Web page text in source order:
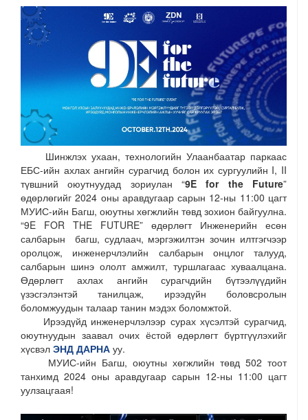
Шинжлэх ухаан, технологийн Улаанбаатар паркаас
ЕБС-ийн ахлах ангийн сурагчид болон их сургуулийн I, II
түвшний оюутнуудад зориулан “9E for the Future”
өдөрлөгийг 2024 оны аравдугаар сарын 12-ны 11:00 цагт
МУИС-ийн Багш, оюутны хөгжлийн төвд зохион байгуулна.
“9E FOR THE FUTURE” өдөрлөгт Инженерийн есөн
салбарын багш, судлаач, мэргэжилтэн зочин илтгэгчээр
оролцож, инженерчлэлийн салбарын онцлог талууд,
салбарын шинэ ололт амжилт, туршлагаас хуваалцана.
Өдөрлөгт ахлах ангийн сурагчдийн бүтээлүүдийн
үзэсгэлэнтэй танилцаж, ирээдүйн боловсролын
боломжуудын талаар танин мэдэх боломжтой.
Ирээдүйд инженерчлэлээр сурах хүсэлтэй сурагчид,
оюутнуудын заавал очих ёстой өдөрлөгт бүртгүүлэхийг
хүсвэл ЭНД ДАРНА уу.
МУИС-ийн Багш, оюутны хөгжлийн төвд 502 тоот
танхимд 2024 оны аравдугаар сарын 12-ны 11:00 цагт
уулзацгаая!